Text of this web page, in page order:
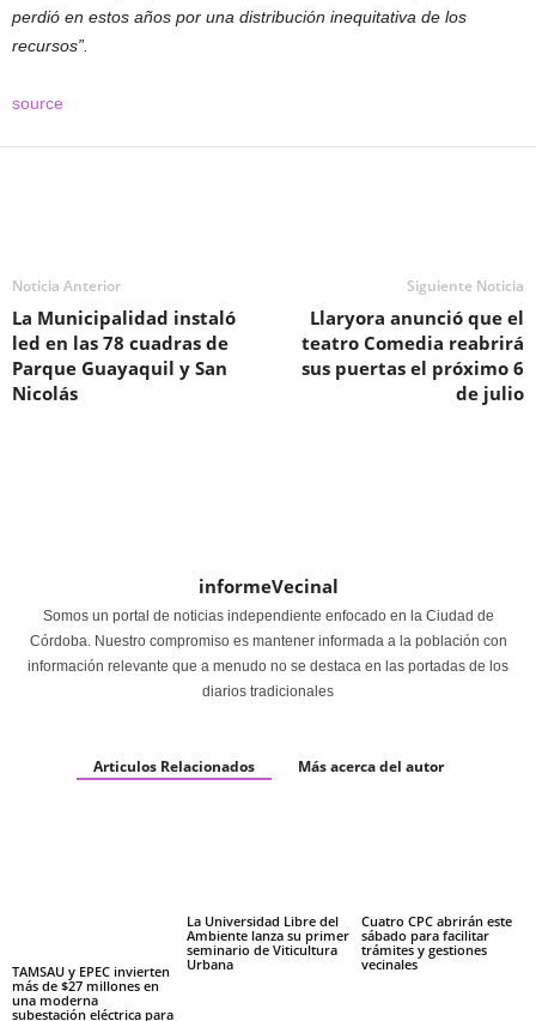
perdió en estos años por una distribución inequitativa de los
recursos”.
source
Noticia Anterior
La Municipalidad instaló
led en las 78 cuadras de
Parque Guayaquil y San
Nicolás
Siguiente Noticia
Llaryora anunció que el
teatro Comedia reabrirá
sus puertas el próximo 6
de julio
informeVecinal
Somos un portal de noticias independiente enfocado en la Ciudad de
Córdoba. Nuestro compromiso es mantener informada a la población con
información relevante que a menudo no se destaca en las portadas de los
diarios tradicionales
Articulos Relacionados Más acerca del autor
TAMSAU y EPEC invierten
más de $27 millones en
una moderna
subestación eléctrica para
La Universidad Libre del
Ambiente lanza su primer
seminario de Viticultura
Urbana
Cuatro CPC abrirán este
sábado para facilitar
trámites y gestiones
vecinales